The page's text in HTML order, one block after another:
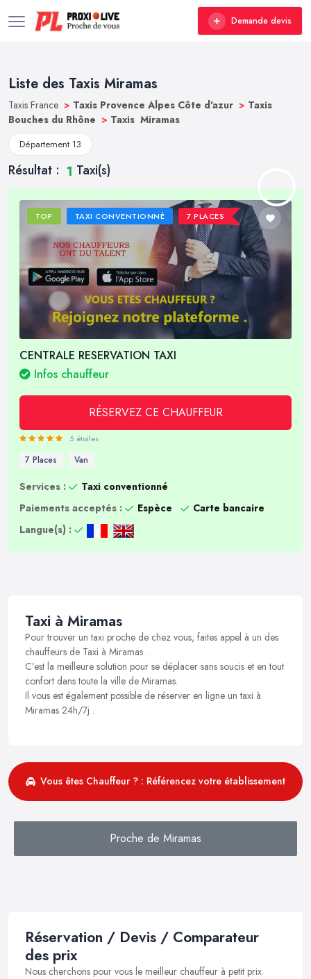
Demande devis
Liste des Taxis Miramas
Taxis France > Taxis Provence Alpes Côte d'azur > Taxis
Bouches du Rhône > Taxis Miramas
Département 13
Résultat : 1 Taxi(s)
TOP TAXI CONVENTIONNÉ 7 PLACES
CENTRALE RESERVATION TAXI
Infos chauffeur
RÉSERVEZ CE CHAUFFEUR
5 étoiles
7 Places Van
Services :
Taxi conventionné
Paiements acceptés :
Espèce
Carte bancaire
Langue(s) :
Taxi à Miramas
Pour trouver un taxi proche de chez vous, faites appel à un des
chauffeurs de Taxi à Miramas .
C’est la meilleure solution pour se déplacer sans soucis et en tout
confort dans toute la ville de Miramas.
Il vous est également possible de réserver en ligne un taxi à
Miramas 24h/7j .
Vous êtes Chauffeur ? : Référencez votre établissement
Proche de Miramas
Réservation / Devis / Comparateur
des prix
Nous cherchons pour vous le meilleur chauffeur à petit prix